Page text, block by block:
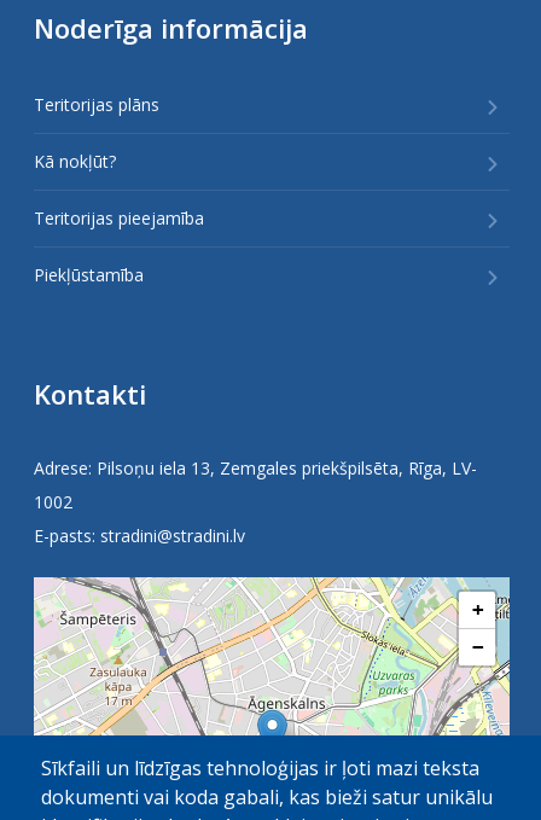
Noderīga informācija
Teritorijas plāns
Kā nokļūt?
Teritorijas pieejamība
Piekļūstamība
Kontakti
Adrese: Pilsoņu iela 13, Zemgales priekšpilsēta, Rīga, LV-
1002
E-pasts: stradini@stradini.lv
+
−
Sīkfaili un līdzīgas tehnoloģijas ir ļoti mazi teksta
dokumenti vai koda gabali, kas bieži satur unikālu